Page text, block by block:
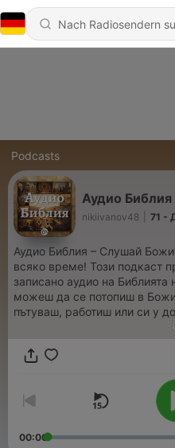
Podcasts
Аудио Библия
nikiivanov48 71 -
Аудио Библия – Слушай
всяко време! Този подкаст предоставя професионално
записано аудио на Библията
можеш да се потопиш в
пътуваш, работиш или си у дома. 📖 Чуй
истории и вечните истини,
оживее в сърцето ти! Слушай. Размишлявай. Израствай
00:00